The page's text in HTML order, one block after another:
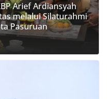
Arief Ardiansyah
melalui Silaturahmi
Pasuruan